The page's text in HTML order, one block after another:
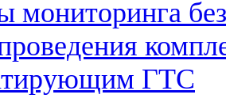
мониторинга
ГТС